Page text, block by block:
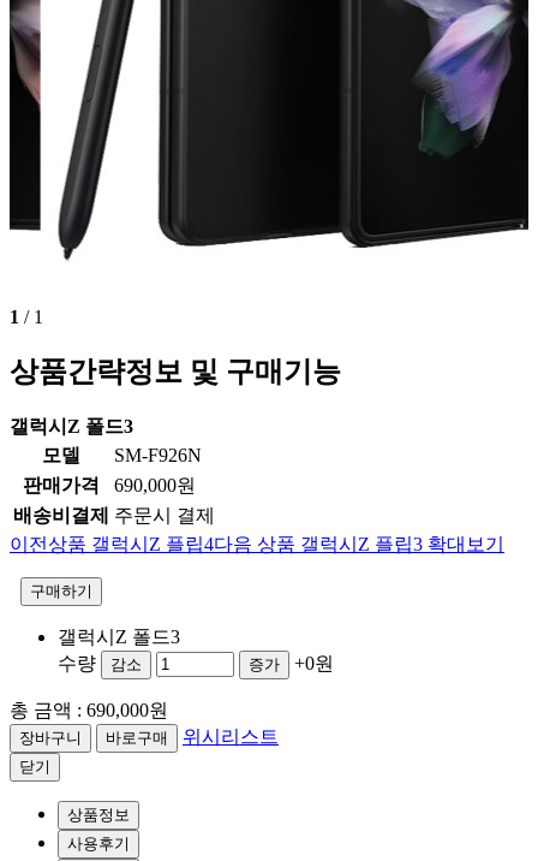
1 / 1
상품간략정보 및 구매기능
갤럭시Z 폴드3
모델
SM-F926N
판매가격
690,000원
배송비결제
주문시 결제
이전상품 갤럭시Z 플립4다음 상품 갤럭시Z 플립3 확대보기
구매하기
갤럭시Z 폴드3
수량
감소 증가 +0원
총 금액 : 690,000원
위시리스트
닫기
상품정보
사용후기